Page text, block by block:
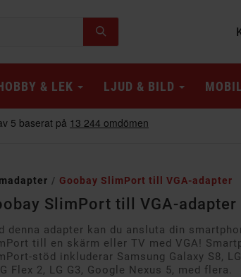
& LEK LJUD & BILD MOBIL
Goobay SlimPort till VGA-adapter
SlimPort till VGA-adapter
denna adapter kan du ansluta din
till en skärm eller TV med VGA!
stöd inkluderar Samsung Galaxy S8,
Flex 2, LG G3, Google Nexus 5, med flera.